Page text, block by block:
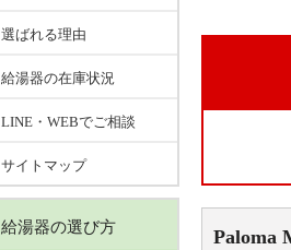
Paloma
選ばれる理由
給湯器の在庫状況
LINE・WEBでご相談
サイトマップ
給湯器の選び方